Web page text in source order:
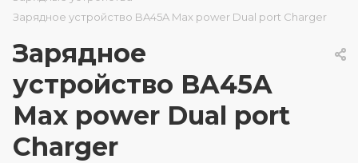
Зарядное устройство BA45A Max power Dual port Charger
Зарядное
устройство BA45A
Max power Dual port
Charger